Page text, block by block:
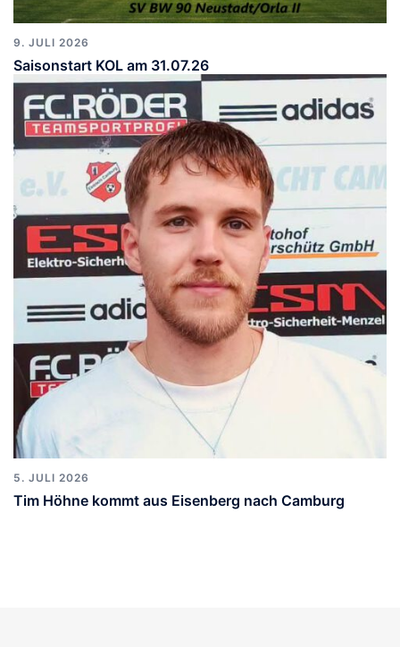
9. JULI 2026
Saisonstart KOL am 31.07.26
5. JULI 2026
Tim Höhne kommt aus Eisenberg nach Camburg